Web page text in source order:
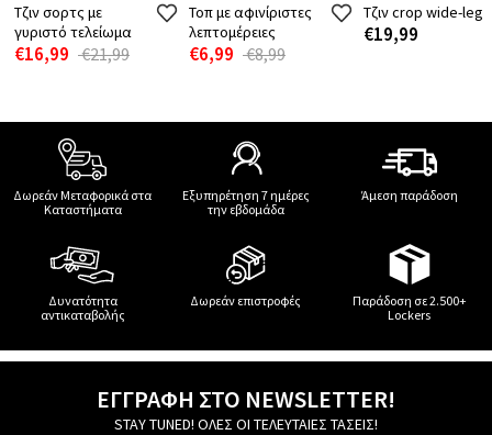
Τζιν σορτς με
γυριστό τελείωμα
€16,99 €21,99
Τοπ με αφινίριστες
λεπτομέρειες
€6,99 €8,99
Τζιν crop wide-leg
€19,99
Δωρεάν Μεταφορικά στα
Καταστήματα
Εξυπηρέτηση 7 ημέρες
την εβδομάδα
Άμεση παράδοση
Δυνατότητα
αντικαταβολής
Δωρεάν επιστροφές
Παράδοση σε 2.500+
Lockers
ΕΓΓΡΑΦΗ ΣΤΟ NEWSLETTER!
STAY TUNED! ΟΛΕΣ ΟΙ ΤΕΛΕΥΤΑΙΕΣ ΤΑΣΕΙΣ!